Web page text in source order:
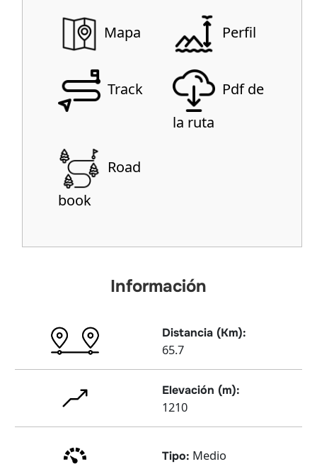
Mapa Perfil
Track
Pdf de
la ruta
Road
book
Información
Distancia (Km):
65.7
Elevación (m):
1210
Tipo: Medio